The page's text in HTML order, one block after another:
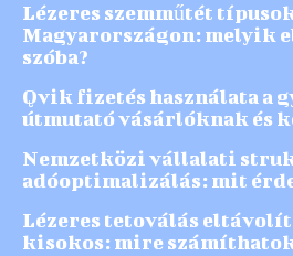
Lézeres szemműtét
Magyarországon: melyik
szóba?
Qvik fizetés használata a
útmutató vásárlóknak és
Nemzetközi vállalati
adóoptimalizálás: mit
Lézeres tetoválás
kisokos: mire